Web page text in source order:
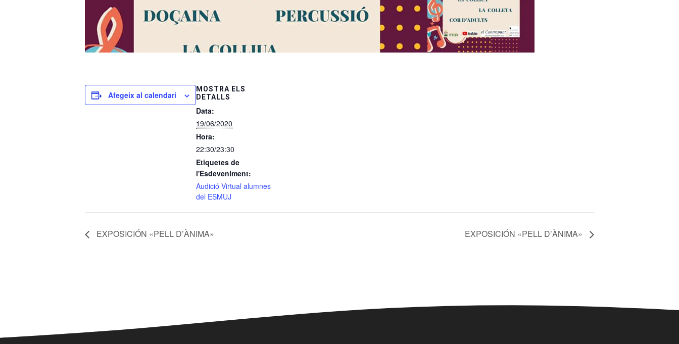
Afegeix al calendari
MOSTRA ELS
DETALLS
Data:
19/06/2020
Hora:
22:30/23:30
Etiquetes de
l'Esdeveniment:
Audició Virtual alumnes
del ESMUJ
EXPOSICIÓN «PELL D’ÀNIMA» EXPOSICIÓN «PELL D’ÀNIMA»